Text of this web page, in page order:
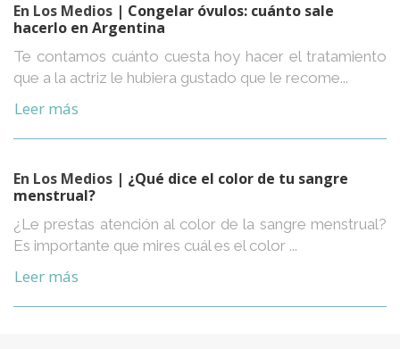
En Los Medios | Congelar óvulos: cuánto sale
hacerlo en Argentina
Te contamos cuánto cuesta hoy hacer el tratamiento
que a la actriz le hubiera gustado que le recome...
Leer más
En Los Medios | ¿Qué dice el color de tu sangre
menstrual?
¿Le prestas atención al color de la sangre menstrual?
Es importante que mires cuál es el color ...
Leer más